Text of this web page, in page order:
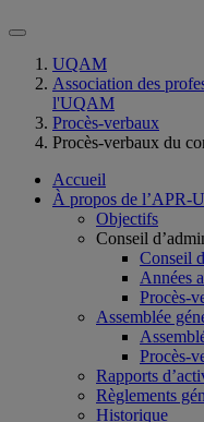
UQAM
Association des
l'UQAM
Procès-verbaux
Procès-verbaux du
Accueil
À propos de l’APR-
Objectifs
Conseil
Conseil
Années
Procès-
Assemblée
Procès-
Rapports
Règlements
Historique